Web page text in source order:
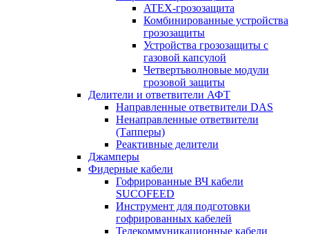
ATEX-грозозащита
Комбинированные устройства
грозозащиты
Устройства грозозащиты с
газовой капсулой
Четвертьволновые модули
грозовой защиты
Делители и ответвители АФТ
Направленные ответвители DAS
Ненаправленные ответвители
(Тапперы)
Реактивные делители
Джамперы
Фидерные кабели
Гофрированные ВЧ кабели
SUCOFEED
Инструмент для подготовки
гофрированных кабелей
Телекоммуникационные кабели